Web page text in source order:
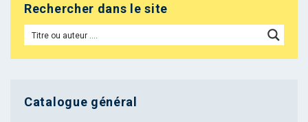
Rechercher dans le site
Catalogue général